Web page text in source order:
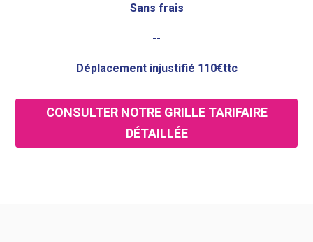
Sans frais
--
Déplacement injustifié 110€ttc
CONSULTER NOTRE GRILLE TARIFAIRE
DÉTAILLÉE